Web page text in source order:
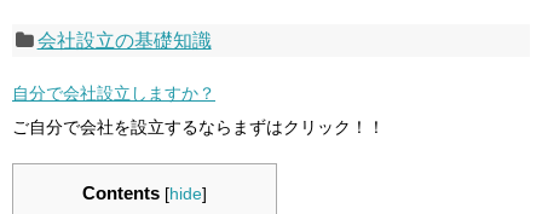
会社設立の基礎知識
自分で会社設立しますか？
ご自分で会社を設立するならまずはクリック！！
Contents [hide]